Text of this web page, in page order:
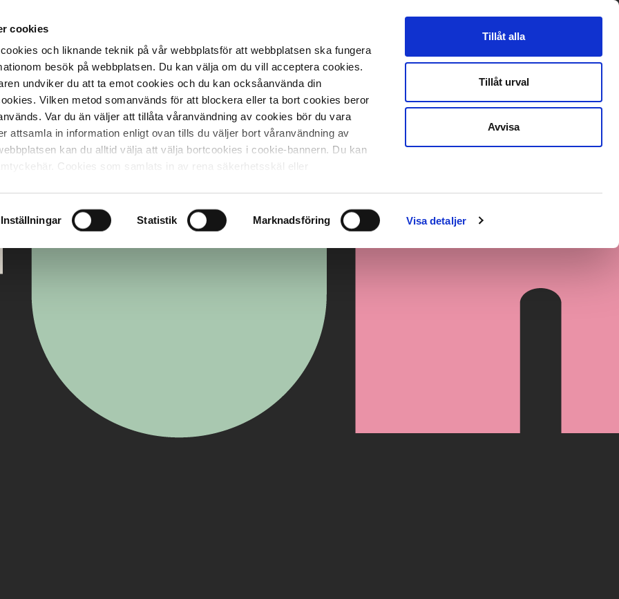
cookies
och liknande teknik på vår webbplatsför att webbplatsen ska fungera
besök på webbplatsen. Du kan välja om du vill acceptera cookies.
undviker du att ta emot cookies och du kan ocksåanvända din
Vilken metod somanvänds för att blockera eller ta bort cookies beror
Var du än väljer att tillåta våranvändning av cookies bör du vara
attsamla in information enligt ovan tills du väljer bort våranvändning av
kan du alltid välja att välja bortcookies i cookie-bannern. Du kan
Cookies som samlats in av rena säkerhetsskäl eller
Inställningar Statistik Marknadsföring Visa detaljer
Tillåt alla
Tillåt urval
Avvisa